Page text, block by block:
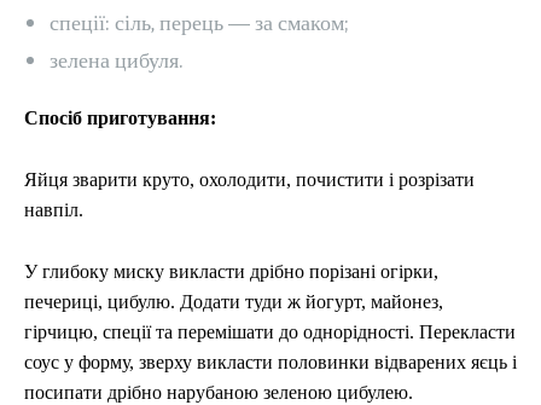
спеції: сіль, перець — за смаком;
зелена цибуля.
Спосіб приготування:
Яйця зварити круто, охолодити, почистити і розрізати
навпіл.
У глибоку миску викласти дрібно порізані огірки,
печериці, цибулю. Додати туди ж йогурт, майонез,
гірчицю, спеції та перемішати до однорідності. Перекласти
соус у форму, зверху викласти половинки відварених яєць і
посипати дрібно нарубаною зеленою цибулею.